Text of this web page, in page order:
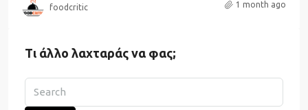
foodcritic 1 month ago
Τι άλλο λαχταράς να φας;